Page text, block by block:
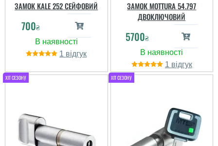
ЗАМОК KALE 252 СЕЙФОВИЙ
700₴
1
ЗАМОК MOTTURA 54.797
ДВОКЛЮЧОВИЙ
5700₴
1